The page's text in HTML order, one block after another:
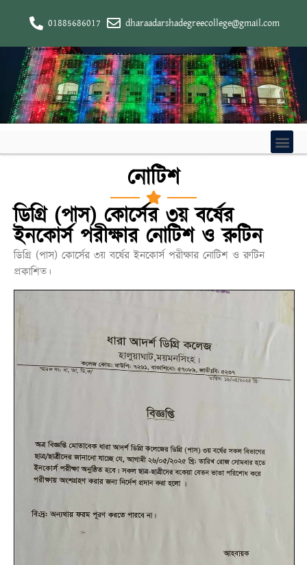
01885686017 dharaadarshadegreecollege@gmail.com
নোটিশ
ডিগ্রি (পাস) কোর্সের ৩য় বর্ষের
ইনকোর্স পরীক্ষার নোটিশ ও রুটিন
ডিগ্রি (পাস) কোর্সের ৩য় বর্ষের ইনকোর্স পরীক্ষার নোটিশ ও রুটিন
প্রকাশিত।